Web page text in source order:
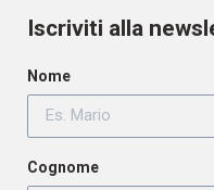
Iscriviti alla
Nome
Cognome